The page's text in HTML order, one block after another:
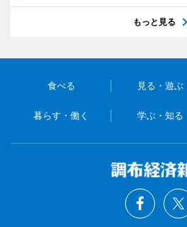
もっと見る
食べる 見る・遊ぶ
暮らす・働く 学ぶ・知る